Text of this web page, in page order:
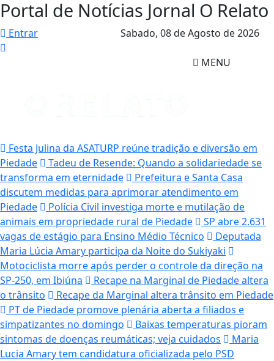
Portal de Notícias Jornal O Relato
Entrar Sabado, 08 de Agosto de 2026
MENU
Festa Julina da ASATURP reúne tradição e diversão em
Piedade
Tadeu de Resende: Quando a solidariedade se
transforma em eternidade
Prefeitura e Santa Casa
discutem medidas para aprimorar atendimento em
Piedade
Polícia Civil investiga morte e mutilação de
animais em propriedade rural de Piedade
SP abre 2.631
vagas de estágio para Ensino Médio Técnico
Deputada
Maria Lúcia Amary participa da Noite do Sukiyaki
Motociclista morre após perder o controle da direção na
SP-250, em Ibiúna
Recape na Marginal de Piedade altera
o trânsito
Recape da Marginal altera trânsito em Piedade
PT de Piedade promove plenária aberta a filiados e
simpatizantes no domingo
Baixas temperaturas pioram
sintomas de doenças reumáticas; veja cuidados
Maria
Lucia Amary tem candidatura oficializada pelo PSD